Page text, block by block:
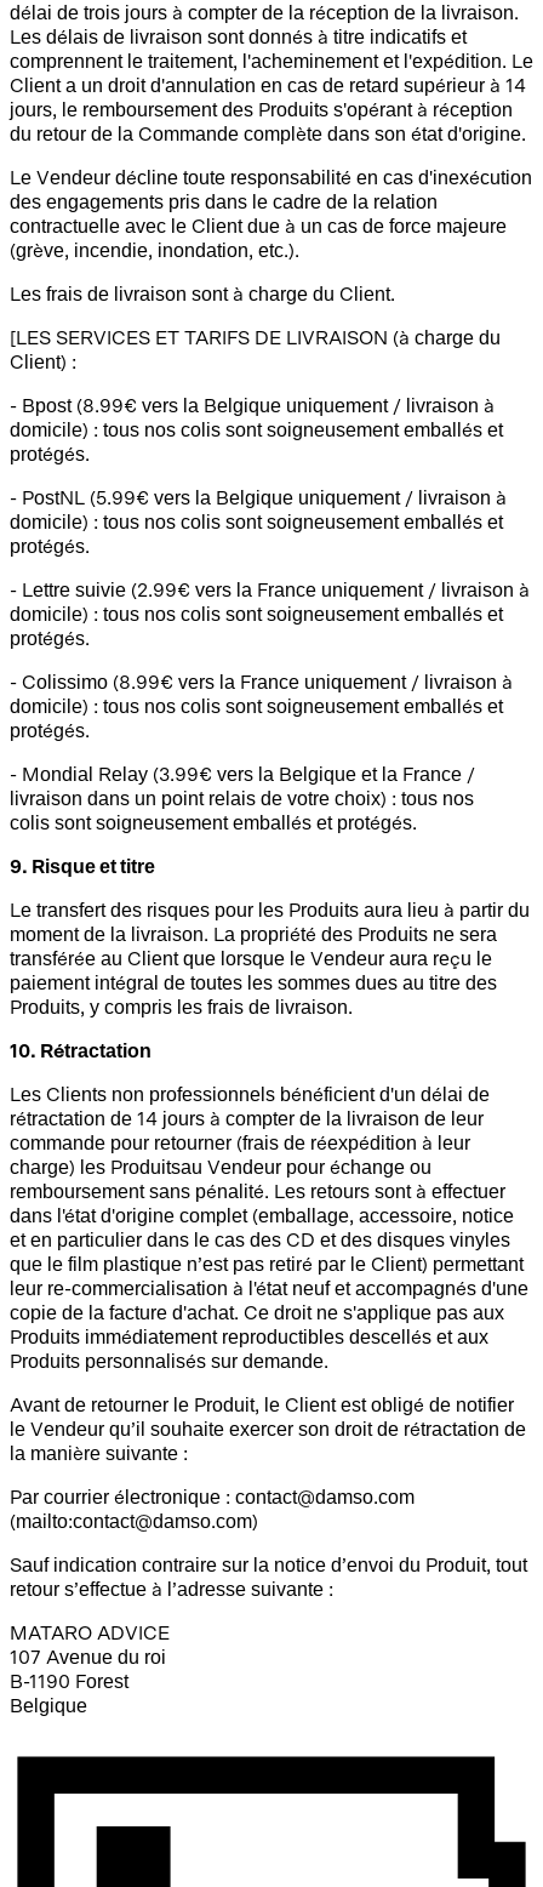
délai de trois jours à compter de la réception de la livraison.
Les délais de livraison sont donnés à titre indicatifs et
comprennent le traitement, l'acheminement et l'expédition. Le
Client a un droit d'annulation en cas de retard supérieur à 14
jours, le remboursement des Produits s'opérant à réception
du retour de la Commande complète dans son état d'origine.
Le Vendeur décline toute responsabilité en cas d'inexécution
des engagements pris dans le cadre de la relation
contractuelle avec le Client due à un cas de force majeure
(grève, incendie, inondation, etc.).
Les frais de livraison sont à charge du Client.
[LES SERVICES ET TARIFS DE LIVRAISON (à charge du
Client) :
- Bpost (8.99€ vers la Belgique uniquement / livraison à
domicile) : tous nos colis sont soigneusement emballés et
protégés.
- PostNL (5.99€ vers la Belgique uniquement / livraison à
domicile) : tous nos colis sont soigneusement emballés et
protégés.
- Lettre suivie (2.99€ vers la France uniquement / livraison à
domicile) : tous nos colis sont soigneusement emballés et
protégés.
- Colissimo (8.99€ vers la France uniquement / livraison à
domicile) : tous nos colis sont soigneusement emballés et
protégés.
- Mondial Relay (3.99€ vers la Belgique et la France /
livraison dans un point relais de votre choix) : tous nos
colis sont soigneusement emballés et protégés.
9. Risque et titre
Le transfert des risques pour les Produits aura lieu à partir du
moment de la livraison. La propriété des Produits ne sera
transférée au Client que lorsque le Vendeur aura reçu le
paiement intégral de toutes les sommes dues au titre des
Produits, y compris les frais de livraison.
10. Rétractation
Les Clients non professionnels bénéficient d'un délai de
rétractation de 14 jours à compter de la livraison de leur
commande pour retourner (frais de réexpédition à leur
charge) les Produitsau Vendeur pour échange ou
remboursement sans pénalité. Les retours sont à effectuer
dans l'état d'origine complet (emballage, accessoire, notice
et en particulier dans le cas des CD et des disques vinyles
que le film plastique n’est pas retiré par le Client) permettant
leur re-commercialisation à l'état neuf et accompagnés d'une
copie de la facture d'achat. Ce droit ne s'applique pas aux
Produits immédiatement reproductibles descellés et aux
Produits personnalisés sur demande.
Avant de retourner le Produit, le Client est obligé de notifier
le Vendeur qu’il souhaite exercer son droit de rétractation de
la manière suivante :
Par courrier électronique : contact@damso.com
(mailto:contact@damso.com)
Sauf indication contraire sur la notice d’envoi du Produit, tout
retour s’effectue à l’adresse suivante :
MATARO ADVICE
107 Avenue du roi
B-1190 Forest
Belgique